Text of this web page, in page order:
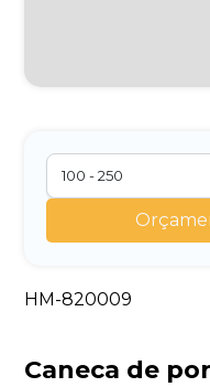
HM-820009
Caneca de